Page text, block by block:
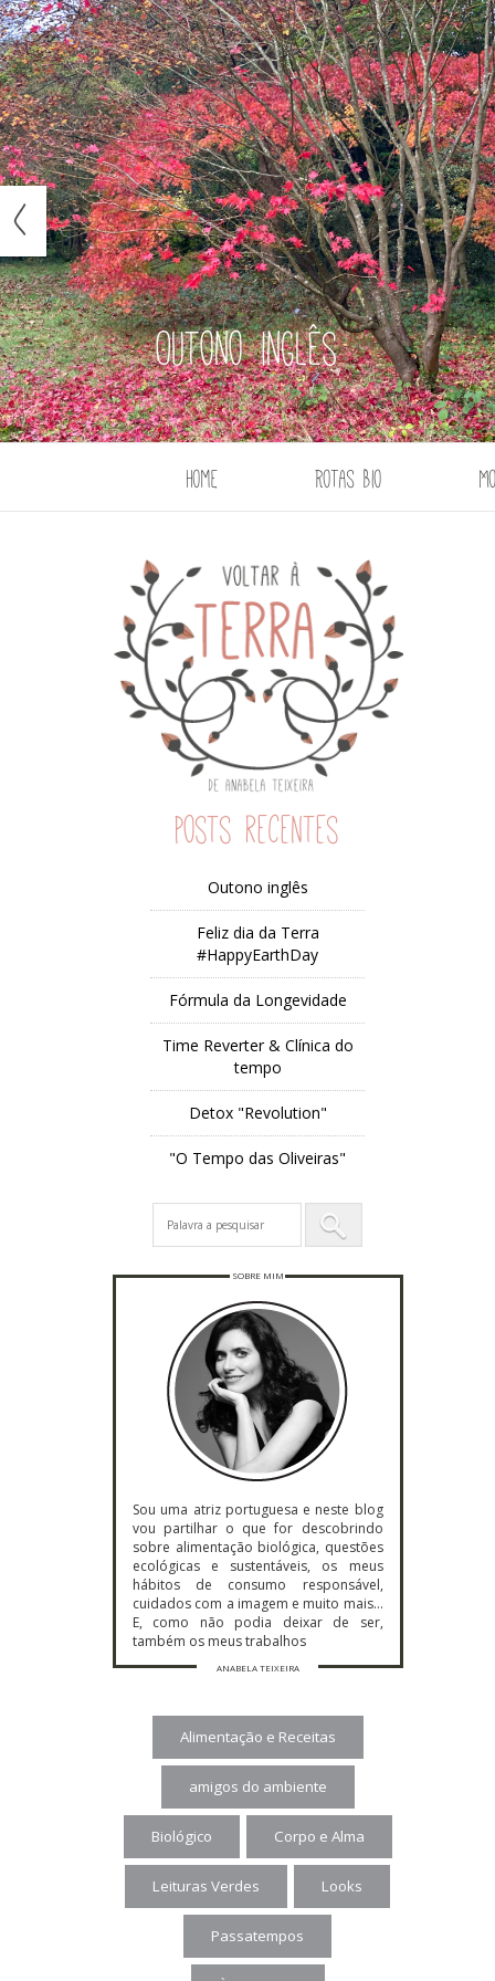
Outono inglês
Home Rotas Bio
Posts recentes
Outono inglês
Feliz dia da Terra
#HappyEarthDay
Fórmula da Longevidade
Time Reverter & Clínica do
tempo
Detox "Revolution"
"O Tempo das Oliveiras"
SOBRE MIM
Sou uma atriz portuguesa e neste blog
vou partilhar o que for descobrindo
sobre alimentação biológica, questões
ecológicas e sustentáveis, os meus
hábitos de consumo responsável,
cuidados com a imagem e muito mais…
E, como não podia deixar de ser,
também os meus trabalhos
ANABELA TEIXEIRA
Alimentação e Receitas
amigos do ambiente
Biológico Corpo e Alma
Leituras Verdes Looks
Passatempos